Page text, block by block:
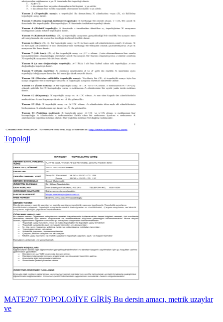
Topoloji
MATE207 TOPOLOJİYE GİRİŞ Bu dersin amacı, metrik uzaylar
ve